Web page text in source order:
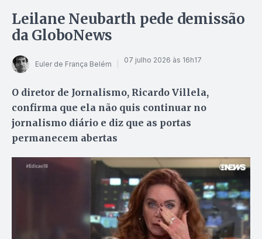
Leilane Neubarth pede demissão
da GloboNews
Euler de França Belém 07 julho 2026 às 16h17
O diretor de Jornalismo, Ricardo Villela,
confirma que ela não quis continuar no
jornalismo diário e diz que as portas
permanecem abertas